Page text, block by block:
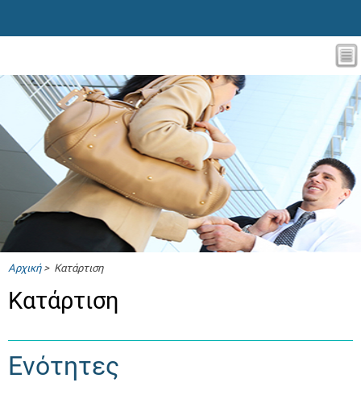
Αρχική> Κατάρτιση
Κατάρτιση
Ενότητες